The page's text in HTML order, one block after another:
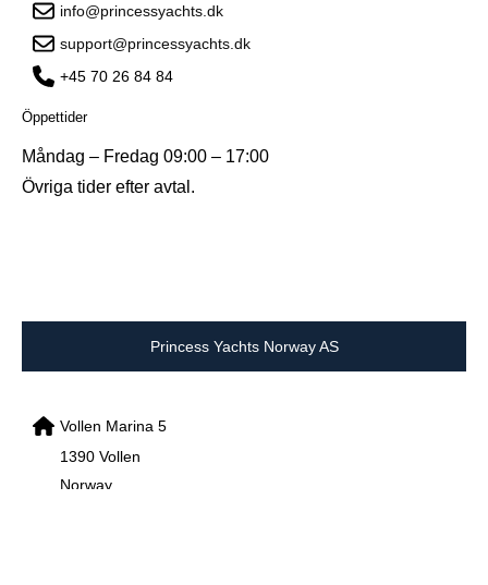
info@princessyachts.dk
support@princessyachts.dk
+45 70 26 84 84
Öppettider
Måndag – Fredag 09:00 – 17:00
Övriga tider efter avtal.
Princess Yachts Norway AS
Vollen Marina 5
1390 Vollen
Norway